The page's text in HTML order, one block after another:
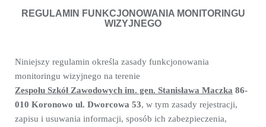
REGULAMIN FUNKCJONOWANIA MONITORINGU
WIZYJNEGO
Niniejszy regulamin określa zasady funkcjonowania
monitoringu wizyjnego na terenie
Zespołu Szkół Zawodowych im. gen. Stanisława Maczka 86-
010 Koronowo ul. Dworcowa 53, w tym zasady rejestracji,
zapisu i usuwania informacji, sposób ich zabezpieczenia,